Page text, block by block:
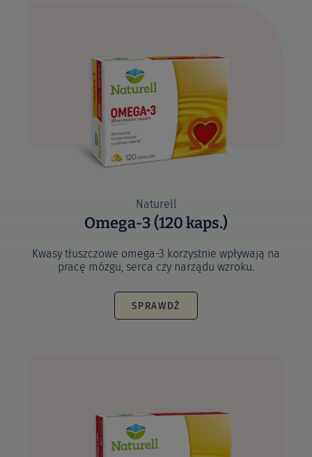
Naturell
Omega-3 (120 kaps.)
Kwasy tłuszczowe omega-3 korzystnie wpływają na
pracę mózgu, serca czy narządu wzroku.
SPRAWDŹ